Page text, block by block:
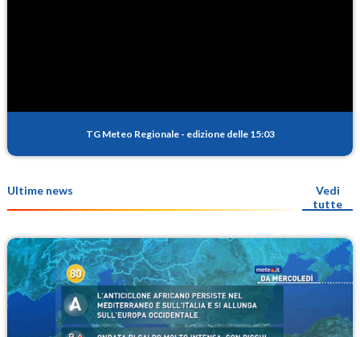
TG Meteo Regionale - edizione delle 15:03
Ultime news
Vedi
tutte